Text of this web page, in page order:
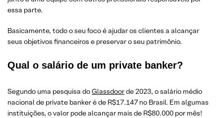
essa parte.
Basicamente, todo o seu foco é ajudar os clientes a alcançar
seus objetivos financeiros e preservar o seu patrimônio.
Qual o salário de um private banker?
Segundo uma pesquisa doGlassdoorde 2023, o salário médio
nacional de private banker é de R$17.147 no Brasil. Em algumas
instituições, o valor pode alcançar mais de R$80.000 por mês!